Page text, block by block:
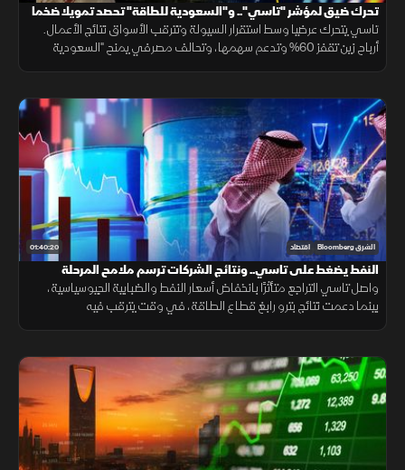
تحرك ضيق لمؤشر "تاسي".. و"السعودية للطاقة" تحصد تمويلا ضخما
تاسي يتحرك عرضيا وسط استقرار السيولة وتترقب الأسواق نتائج الأعمال.
أرباح زين تقفز 60% وتدعم سهمها، وتحالف مصرفي يمنح "السعودية
01:40:20 الشرق Bloomberg اقتصاد
النفط يضغط على تاسي.. ونتائج الشركات ترسم ملامح المرحلة
المقبلة
واصل تاسي التراجع متأثرًا بانخفاض أسعار النفط والضبابية الجيوسياسية،
بينما دعمت نتائج بترو رابغ قطاع الطاقة، في وقت يترقب فيه